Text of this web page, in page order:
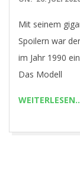
M
E
R
26
Mit seinem
Spoilern war
im Jahr 1990
Das Modell